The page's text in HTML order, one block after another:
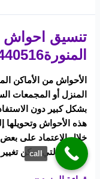
تنسيق احواش
المنورة0548440516
الأحواش من الأماكن
المنزل أو المجمعات
بشكل كبير دون
هذه الأحواش
خلال الاعتماد على
الأماكن التي يمكن
تنسيق
احواش
بالمدينة
المنورة0548440516
call